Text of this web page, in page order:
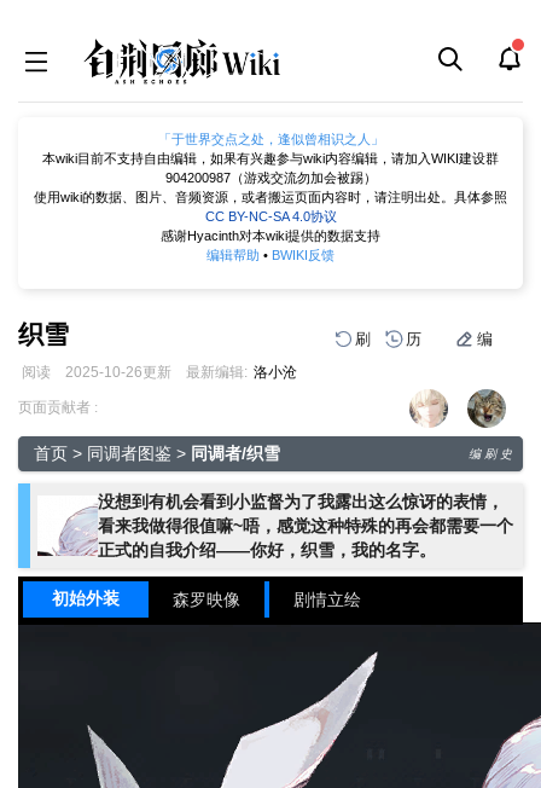
「于世界交点之处，逢似曾相识之人」
本wiki目前不支持自由编辑，如果有兴趣参与wiki内容编辑，请加入WIKI建设群
904200987（游戏交流勿加会被踢）
使用wiki的数据、图片、音频资源，或者搬运页面内容时，请注明出处。具体参照
CC BY-NC-SA 4.0协议
感谢Hyacinth对本wiki提供的数据支持
编辑帮助 • BWIKI反馈
织雪 刷 历 编
阅读 2025-10-26更新 最新编辑: 洛小沧
跳
导
航
跳
搜
索
页面贡献者 :
首页 > 同调者图鉴 > 同调者/织雪 编 刷 史
没想到有机会看到小监督为了我露出这么惊讶的表情，
看来我做得很值嘛~唔，感觉这种特殊的再会都需要一个
正式的自我介绍——你好，织雪，我的名字。
初始外装 森罗映像 剧情立绘